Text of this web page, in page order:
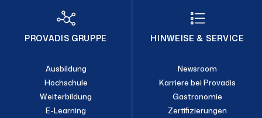
PROVADIS GRUPPE
Ausbildung
Hochschule
Weiterbildung
E-Learning
HINWEISE & SERVICE
Newsroom
Karriere bei Provadis
Gastronomie
Zertifizierungen